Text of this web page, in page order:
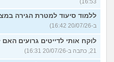
16:53)
ללמוד סיעוד למטרת הגירה
ב-20/07/26 16:42)
לוקח אותי לדייטים גרועים
21, כתבה ב-20/07/26 16:31)